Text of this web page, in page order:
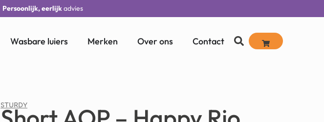
Persoonlijk, eerlijkadvies
Wasbare luiers Merken Over ons Contact
STURDY